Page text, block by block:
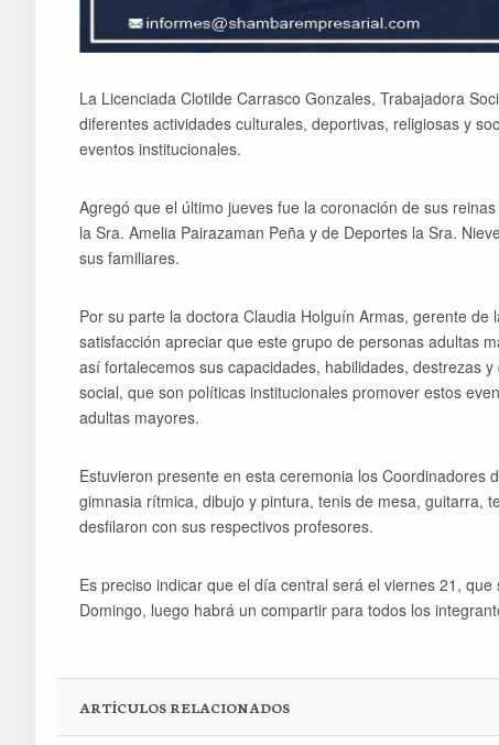
La Licenciada Clotilde Carrasco Gonzales, Trabajadora
diferentes actividades culturales, deportivas, religiosas y
eventos institucionales.
Agregó que el último jueves fue la coronación de sus
la Sra. Amelia Pairazaman Peña y de Deportes la Sra.
sus familiares.
Por su parte la doctora Claudia Holguín Armas, gerente
satisfacción apreciar que este grupo de personas adultas
así fortalecemos sus capacidades, habilidades, destrezas
social, que son políticas institucionales promover estos
adultas mayores.
Estuvieron presente en esta ceremonia los Coordinadores
gimnasia rítmica, dibujo y pintura, tenis de mesa, guitarra,
desfilaron con sus respectivos profesores.
Es preciso indicar que el día central será el viernes 21,
Domingo, luego habrá un compartir para todos los
ARTÍCULOS RELACIONADOS